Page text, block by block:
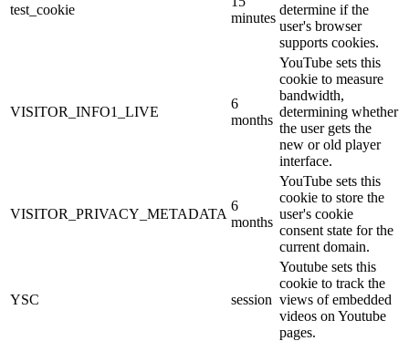
test_cookie
minutes
determine if the
user's browser
supports cookies.
VISITOR_INFO1_LIVE
6
months
YouTube sets this
cookie to measure
bandwidth,
determining whether
the user gets the
new or old player
interface.
VISITOR_PRIVACY_METADATA
6
months
YouTube sets this
cookie to store the
user's cookie
consent state for the
current domain.
YSC session
Youtube sets this
cookie to track the
views of embedded
videos on Youtube
pages.